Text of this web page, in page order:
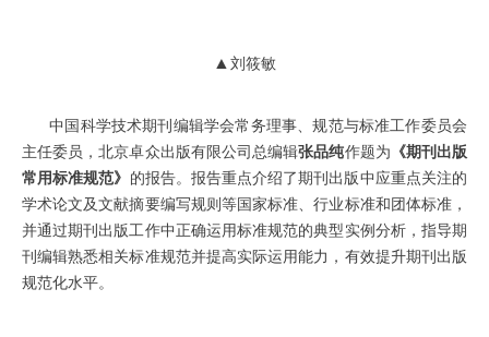
▲ 刘筱敏
中国科学技术期刊编辑学会常务理事、规范与标准工作委员会
主任委员，北京卓众出版有限公司总编辑张品纯作题为 《期刊出版
常用标准规范》 的报告。报告重点介绍了期刊出版中应重点关注的
学术论文及文献摘要编写规则等国家标准、行业标准和团体标准，
并通过期刊出版工作中正确运用标准规范的典型实例分析，指导期
刊编辑熟悉相关标准规范并提高实际运用能力，有效提升期刊出版
规范化水平。